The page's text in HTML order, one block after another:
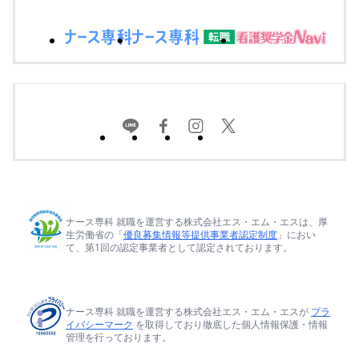
ナース専科 就職を運営する株式会社エス・エム・エスは、厚
生労働省の「優良募集情報等提供事業者認定制度 」におい
て、第1回の認定事業者として認定されております。
ナース専科 就職を運営する株式会社エス・エム・エスが プラ
イバシーマーク を取得しており徹底した個人情報保護・情報
管理を行っております。